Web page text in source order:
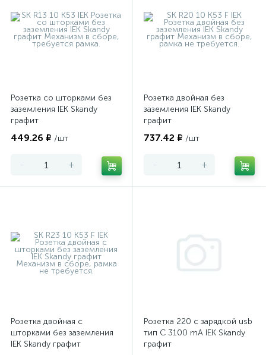
Розетка со шторками без
заземления IEK Skandy
графит
449.26 ₽ /шт
- +
Розетка двойная без
заземления IEK Skandy
графит
737.42 ₽ /шт
- +
Розетка двойная с
шторками без заземления
IEK Skandy графит
Розетка 220 с зарядкой usb
тип С 3100 mA IEK Skandy
графит